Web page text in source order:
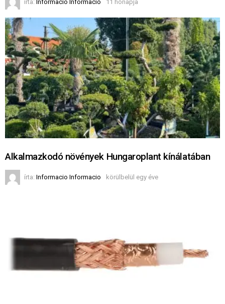
írta: Informacio Informacio 11 hónapja
Alkalmazkodó növények Hungaroplant kínálatában
írta: Informacio Informacio körülbelül egy éve